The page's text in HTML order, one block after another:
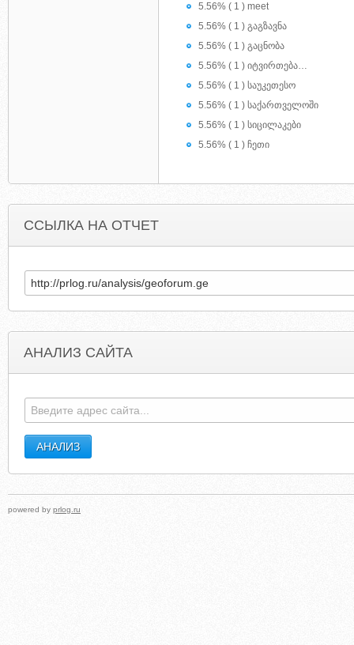
5.56% ( 1 ) meet
5.56% ( 1 ) გაგზავნა
5.56% ( 1 ) გაცნობა
5.56% ( 1 ) იტვირთება…
5.56% ( 1 ) საუკეთესო
5.56% ( 1 ) საქართველოში
5.56% ( 1 ) სიცილაკები
5.56% ( 1 ) ჩეთი
ССЫЛКА НА ОТЧЕТ
АНАЛИЗ САЙТА
powered by prlog.ru